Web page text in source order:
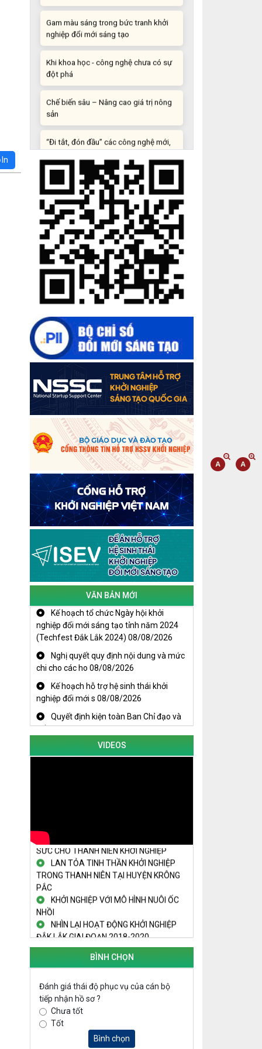
In
Gam màu sáng trong bức tranh khởi
nghiệp đổi mới sáng tạo
Khi khoa học - công nghệ chưa có sự
đột phá
Chế biến sâu – Nâng cao giá trị nông
sản
“Đi tắt, đón đầu” các công nghệ mới,
công nghệ tương lai
Quảng bá hình ảnh Đắk Lắk đến bạn
bè trong nước và quốc tế
Mời tham gia Hội chợ triển lãm
chuyên ngành Cà phê và sản phẩm
OCOP năm 2025
Kịch bản tăng trưởng kinh tế năm
2025: Khơi thông mọi nguồn lực cho
phát triển
trưởng kinh tế - xã hội năm 2025 đạt
8% trở lên
Cuộc thi trực tuyến tìm hiểu “50 năm
Chiến thắng Buôn Ma Thuột, giải
phóng tỉnh Đắk Lắk (10/3/1975 -
10/3/2025)"
VĂN BẢN MỚI
Kế hoạch tổ chức Ngày hội khởi
nghiệp đổi mới sáng tạo tỉnh năm 2024
(Techfest Đắk Lắk 2024) 08/08/2026
Nghị quyết quy định nội dung và mức
chi cho các ho 08/08/2026
Kế hoạch hỗ trợ hệ sinh thái khởi
nghiệp đổi mới s 08/08/2026
Quyết định kiện toàn Ban Chỉ đạo và
Tổ giúp việc B08/08/2026
VIDEOS
TRAILER TECHFEST DAKLAK 2024
OK1
Đắk Lắk - Tiềm năng và cơ hội đầu tư
ngày
CÔNG TỪ MÔ HÌNH KINH TẾ TẬP THỂ
TRONG SÁNG TẠO KHỞI NGHIỆP, PHÁT
TRIỂN KINH TẾ
SỨC CHO THANH NIÊN KHỞI NGHIỆP
LAN TỎA TINH THẦN KHỞI NGHIỆP
TRONG THANH NIÊN TẠI HUYỆN KRÔNG
PẮC
KHỞI NGHIỆP VỚI MÔ HÌNH NUÔI ỐC
NHỒI
NHÌN LẠI HOẠT ĐỘNG KHỞI NGHIỆP
ĐẮK LẮK GIAI ĐOẠN 2018-2020
KHAI MẠC TECHFEST 2024
TRAILER TECHFEST DAKLAK 2024
Đắk Lắk - Tiềm năng và cơ hội đầu tư
ngày
THANH NIÊN KHỞI NGHIỆP THÀNH
CÔNG TỪ MÔ HÌNH KINH TẾ TẬP THỂ
PHÁT HUY VAI TRÒ CỦA PHỤ NỮ
BÌNH CHỌN
Đánh giá thái độ phục vụ của cán bộ
tiếp nhận hồ sơ ?
Chưa tốt
Tốt
Bình chọn